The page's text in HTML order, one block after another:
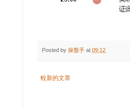
Posted by 操盤手 at 09:12
較新的文章